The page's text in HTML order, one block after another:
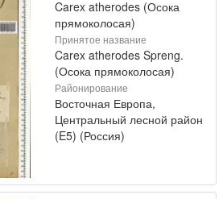
Carex atherodes (Осока
прямоколосая)
Принятое название
Carex atherodes Spreng.
(Осока прямоколосая)
Районирование
Восточная Европа,
Центральный лесной район
(E5) (Россия)